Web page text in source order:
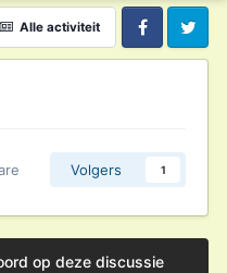
Alle activiteit
FacebookTwitter
Volgers 1
op deze discussie